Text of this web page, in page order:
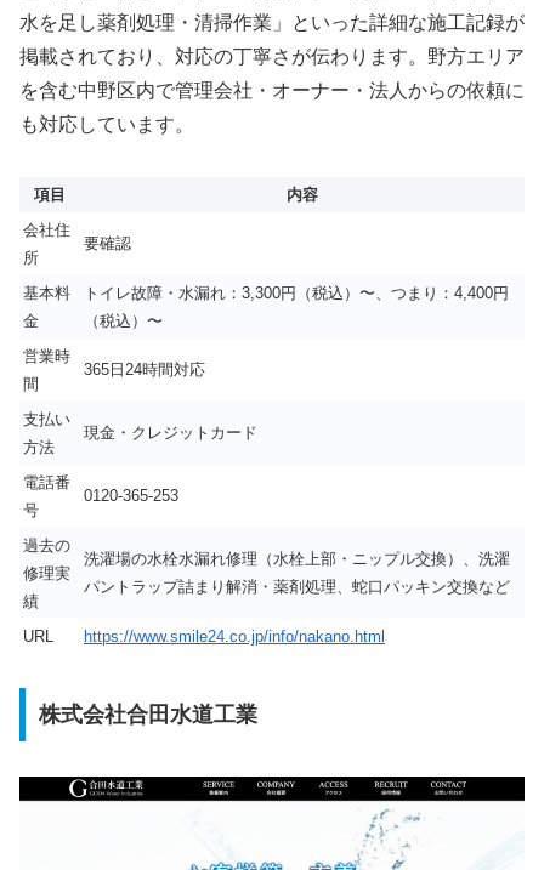
水を足し薬剤処理・清掃作業」といった詳細な施工記録が
掲載されており、対応の丁寧さが伝わります。野方エリア
を含む中野区内で管理会社・オーナー・法人からの依頼に
も対応しています。
項目
内容
会社住
所
要確認
基本料
金
トイレ故障・水漏れ：3,300円（税込）〜、つまり：4,400円
（税込）〜
営業時
間
365日24時間対応
支払い
方法
現金・クレジットカード
電話番
号
0120-365-253
過去の
修理実
績
洗濯場の水栓水漏れ修理（水栓上部・ニップル交換）、洗濯
パントラップ詰まり解消・薬剤処理、蛇口パッキン交換など
URL https://www.smile24.co.jp/info/nakano.html
株式会社合田水道工業